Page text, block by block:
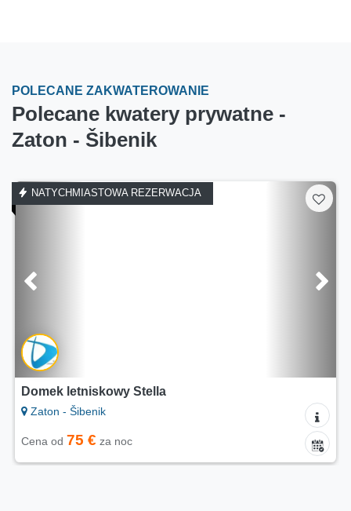
POLECANE ZAKWATEROWANIE
Polecane kwatery prywatne -
Zaton - Šibenik
Apartament Hortenzija
Zaton - Šibenik
Cena od 50 € za noc